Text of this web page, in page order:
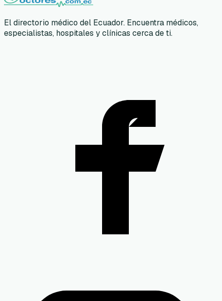
El directorio médico del Ecuador. Encuentra médicos,
especialistas, hospitales y clínicas cerca de ti.